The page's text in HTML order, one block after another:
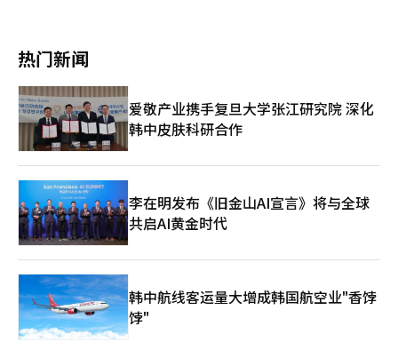
小国起步，走向世界的巅峰。这一故事给长期处于西方文化边缘的
拉丁美洲大众带来了强烈的情感共鸣。人们在另一个边缘出身的成
功故事中发现了自己的影子。因此，现在墨西哥的年轻人用韩语跟
唱《阿里郎》的行为并非单纯的粉丝情感，而是彼此发现主流之外
情感的过程。 《阿里郎》原本是为送别离去的人而唱的歌曲。在
殖民、战争、贫穷和离散的岁月中，韩国人唱着这首歌，表达生存
的无奈与重新前行的决心。一个世纪前，韩国是世界文化的输入
国，模仿美国和日本的音乐，憧憬西方中心，韩语几乎是世界的边
缘语言。 然而现在，这首歌正跨越太平洋，在地球的另一端回
响。韩流的真正意义不在于韩国内容被输出到世界，而在于曾经太
小太远而无人关注的一个国家的情感，如今已能震撼地球另一端人
们的心灵。这就是为何此次墨西哥之夜将永远铭刻在心的原因。
索卡洛广场总统府阳台向粉丝致意。BTS将在7、9、10日于墨西
哥城GNP塞古罗斯体育场举行全场售罄的演出。/法新社=联合新闻
网※ 本报道经人工智能（AI）系统翻译与编辑。
前有超过100万名患者通过维戈比片进行肥胖治疗。维戈比片的快
它克服了传统注射剂（SC）方式在用药便利性上的局限，同时保
持了强大的减重效果，从而引发了爆炸性的需求。从地区业绩来
看，美国和全球市场的表现有所不同。第一季度美国的销售额按固
定汇率计算同比下降11%。这是由于美国政府和保险公司对药价的
下调压力导致的“实现价格”下降。然而，尽管价格下降，维戈比
产品线的销售量却急剧增加，部分抵消了收益的下降。美国以外的
全球业务部门销售额同比增长6%。这主要得益于注射剂型维戈比
的供应链稳定和销售量增加。尤其值得注意的是，维戈比片在美国
以外地区尚未上市，但仍取得了这样的成绩，显示出未来扩展的巨
大潜力。诺和诺德计划在下半年正式启动维戈比片的全球发布。维
戈比片在美国以外地区的首次发布预计在2026年下半年进行。如
果在欧洲和亚洲主要国家的审批程序完成，销售增长将进一步加
速。※ 本报道经人工智能（AI）系统翻译与编辑。
区（50.1%）。 对此，国民力量首尔市长候选人吴世勋的团队表
示：“成东区9.9%的联排和多户住宅比例意味着新建别墅的用地
本身就不足，或者现有的低层住宅区已经被改建为公寓。”并指
出：“郑候选人谈论别墅供应完全不知成东区的现实。” 他还指
出：“成东区房价急剧上涨的原因，最终是低别墅比例与高公寓比
例相互影响的结果。” 此前，郑候选人将别墅供应列为房地产政
策之一。他在4日的“首尔区长候选人座谈会”上对吴候选人表
示：“在过去5年中，为什么没有为租赁价格暴涨做好准备？”并
指出：“公寓的改建和重建问题需要10到15年，因此说这不是自
己的责任是对的也是错的。” 他接着表示：“租赁问题在2到3年
内就可以制定对策，通过别墅、办公楼、生活型住宿设施等进行供
应。” 与此同时，吴候选人也对“别墅供应”的言论进行了反
驳。他在前一天的BBS佛教广播节目《金泰燮的早间新闻》中表
需要很长时间，所以会重点关注别墅，而别墅的建设是由民间进行
的。”※ 本报道经人工智能（AI）系统翻译与编辑。
热门新闻
爱敬产业携手复旦大学张江研究院 深化
韩中皮肤科研合作
李在明发布《旧金山AI宣言》将与全球
共启AI黄金时代
韩中航线客运量大增成韩国航空业"香饽
饽"